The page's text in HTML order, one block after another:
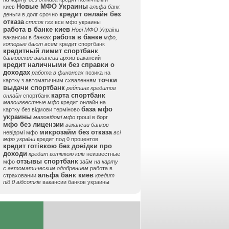
киев Новые МФО Украины альфа банк
деньги в долг срочно кредит онлайн без
отказа список rss все мфо украины
работа в банке киев Нові МФО України
вакансии в банках работа в банке мфо,
которые дают всем кредит спортбанк
кредитный лимит спортбанк
банковские вакансии архив вакансий
кредит наличными без справки о
доходах работа в финансах позика на
картку з автоматичним схваленням точки
выдачи спортбанк рейтинг кредитов
онлайн спортбанк карта спортбанк
малоизвестные мфо кредит онлайн на
картку без відмови терміново база мфо
украины маловідомі мфо гроші в борг
мфо без лицензии вакансии банков
невідомі мфо микрозайм без отказа всі
мфо україни кредит под 0 процентов
кредит готівкою без довідки про
доходи кредит готівкою київ неизвестные
мфо отзывы спортбанк займ на карту
с автоматическим одобрением работа в
страховании альфа банк киев кредит
під 0 відсотків вакансии банков украины